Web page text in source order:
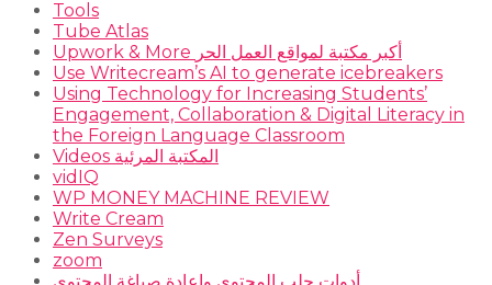
Tools
Tube Atlas
Upwork & More أكبر مكتبة لمواقع العمل الحر
Use Writecream’s AI to generate icebreakers
Using Technology for Increasing Students’
Engagement, Collaboration & Digital Literacy in
the Foreign Language Classroom
Videos المكتبة المرئية
vidIQ
WP MONEY MACHINE REVIEW
Write Cream
Zen Surveys
zoom